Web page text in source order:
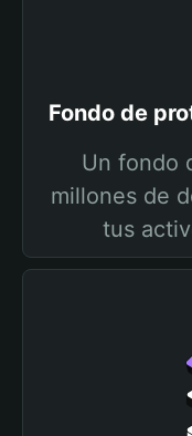
Fondo de
Un fondo
millones de
tus